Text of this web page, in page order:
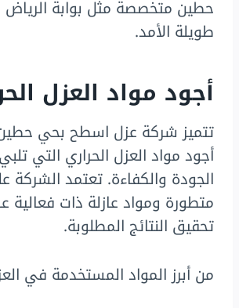
حطين متخصصة مثل بوابة الرياض
طويلة الأمد.
أجود مواد العزل
تتميز شركة عزل اسطح بحي
أجود مواد العزل الحراري التي
الجودة والكفاءة. تعتمد الشركة
متطورة ومواد عازلة ذات فعالية
تحقيق النتائج المطلوبة.
من أبرز المواد المستخدمة في